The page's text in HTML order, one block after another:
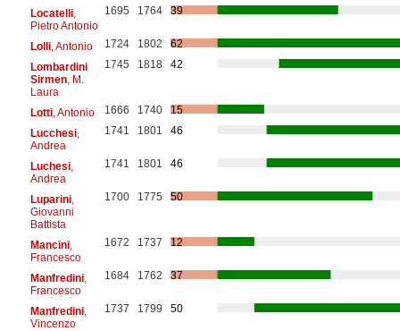
Locatelli,
Pietro Antonio
1695 1764 39
Lolli, Antonio 1724 1802
62
Lombardini
Sirmen, M.
Laura
1745 1818 42
Lotti, Antonio 1666 1740
15
Lucchesi,
Andrea
1741 1801 46
Luchesi,
Andrea
1741 1801 46
Luparini,
Giovanni
Battista
1700 1775 50
Mancini,
Francesco
1672 1737 12
Manfredini,
Francesco
1684 1762 37
Manfredini,
Vincenzo
1737 1799 50